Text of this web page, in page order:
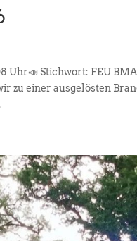
Uhr📣 Stichwort: FEU
zu einer ausgelösten